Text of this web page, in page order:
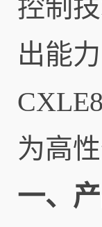
控制
出能
为高
一、